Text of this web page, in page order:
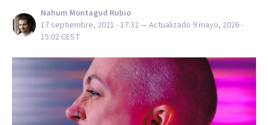
Nahum Montagud Rubio
17 septiembre, 2021 - 17:32— Actualizado 9 mayo, 2026 -
15:02 CEST